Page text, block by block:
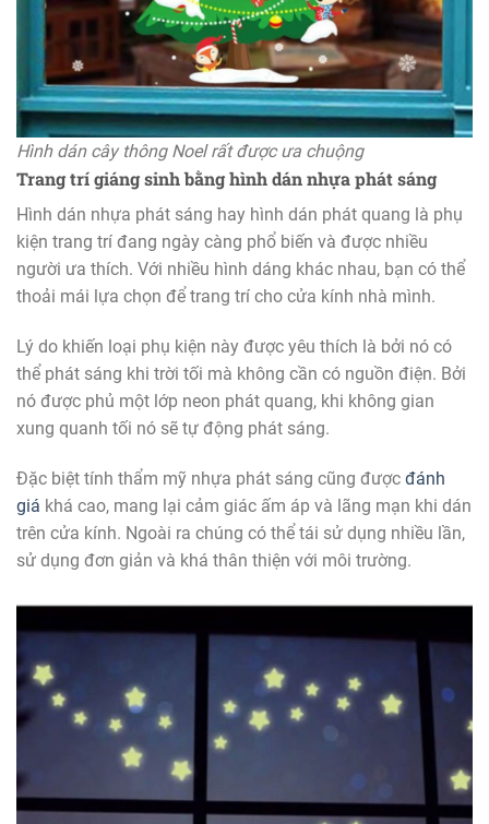
Hình dán cây thông Noel rất được ưa chuộng
Trang trí giáng sinh bằng hình dán nhựa phát sáng
Hình dán nhựa phát sáng hay hình dán phát quang là phụ
kiện trang trí đang ngày càng phổ biến và được nhiều
người ưa thích. Với nhiều hình dáng khác nhau, bạn có thể
thoải mái lựa chọn để trang trí cho cửa kính nhà mình.
Lý do khiến loại phụ kiện này được yêu thích là bởi nó có
thể phát sáng khi trời tối mà không cần có nguồn điện. Bởi
nó được phủ một lớp neon phát quang, khi không gian
xung quanh tối nó sẽ tự động phát sáng.
Đặc biệt tính thẩm mỹ nhựa phát sáng cũng được đánh
giá khá cao, mang lại cảm giác ấm áp và lãng mạn khi dán
trên cửa kính. Ngoài ra chúng có thể tái sử dụng nhiều lần,
sử dụng đơn giản và khá thân thiện với môi trường.